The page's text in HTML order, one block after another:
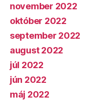
november 2022
október 2022
september 2022
august 2022
júl 2022
jún 2022
máj 2022